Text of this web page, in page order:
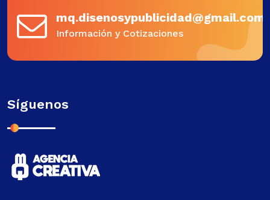
mq.disenosypublicidad@gmail.com
Información y Cotizaciones
Síguenos